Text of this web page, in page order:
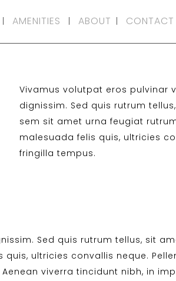
AMENITIES ABOUT CONTACT
Vivamus volutpat eros pulvinar
dignissim. Sed quis rutrum
sem sit amet urna feugiat
malesuada felis quis, ultricies
fringilla tempus.
Sed quis rutrum tellus, sit
ultricies convallis neque.
viverra tincidunt nibh, in